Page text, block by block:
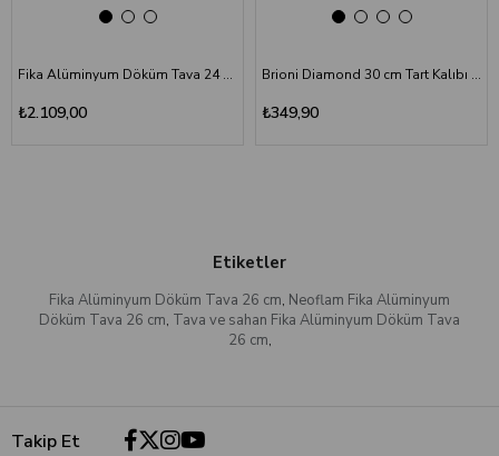
Fika Alüminyum Döküm Tava 24 cm
₺2.109,00
Brioni Diamond 30 cm Tart Kalıbı Siyah
₺349,90
Etiketler
Fika Alüminyum Döküm Tava 26 cm, Neoflam Fika Alüminyum
Döküm Tava 26 cm, Tava ve sahan Fika Alüminyum Döküm Tava
26 cm,
Takip Et